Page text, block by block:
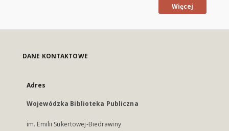
Więcej
DANE KONTAKTOWE
Adres
Wojewódzka Biblioteka Publiczna
im. Emilii Sukertowej-Biedrawiny